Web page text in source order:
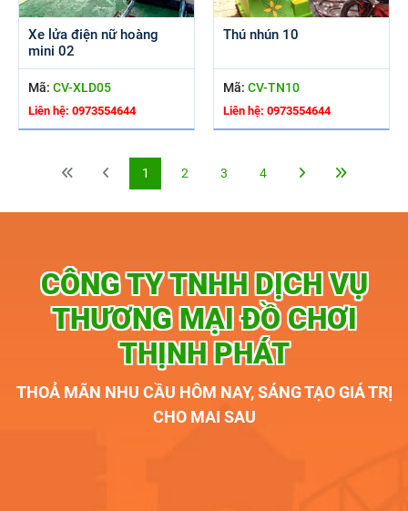
Xe lửa điện nữ hoàng
mini 02
Mã: CV-XLD05
Liên hệ: 0973554644
Thú nhún 10
Mã: CV-TN10
Liên hệ: 0973554644
1 2 3 4
CÔNG TY TNHH DỊCH VỤ
THƯƠNG MẠI ĐỒ CHƠI
THỊNH PHÁT
THOẢ MÃN NHU CẦU HÔM NAY, SÁNG TẠO GIÁ TRỊ
CHO MAI SAU